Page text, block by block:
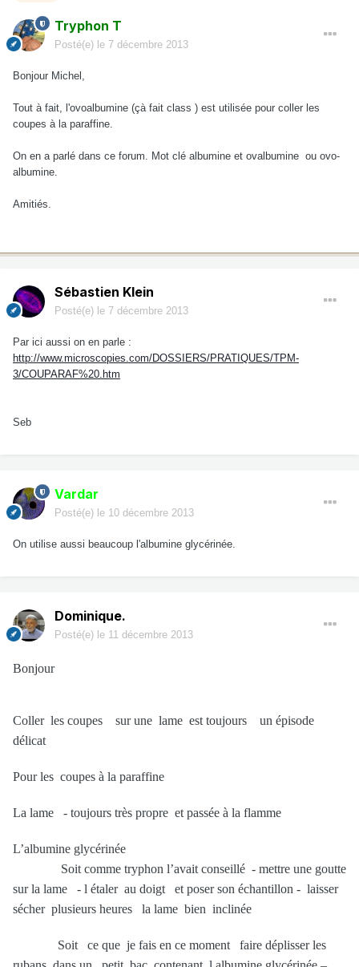
Tryphon T
Posté(e) le 7 décembre 2013
Bonjour Michel,
Tout à fait, l'ovoalbumine (çà fait class ) est utilisée pour coller les
coupes à la paraffine.
On en a parlé dans ce forum. Mot clé albumine et ovalbumine ou ovo-
albumine.
Amitiés.
Sébastien Klein
Posté(e) le 7 décembre 2013
Par ici aussi on en parle :
http://www.microscopies.com/DOSSIERS/PRATIQUES/TPM-
3/COUPARAF%20.htm
Seb
Vardar
Posté(e) le 10 décembre 2013
On utilise aussi beaucoup l'albumine glycérinée.
Dominique.
Posté(e) le 11 décembre 2013
Bonjour
Coller les coupes sur une lame est toujours un épisode
délicat
Pour les coupes à la paraffine
La lame - toujours très propre et passée à la flamme
L’albumine glycérinée
Soit comme tryphon l’avait conseillé - mettre une goutte
sur la lame - l étaler au doigt et poser son échantillon - laisser
sécher plusieurs heures la lame bien inclinée
Soit ce que je fais en ce moment faire déplisser les